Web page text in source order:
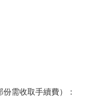
需收取手續費）：